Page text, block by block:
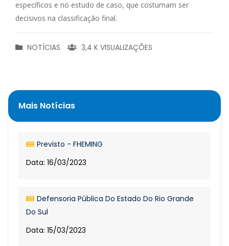
específicos e no estudo de caso, que costumam ser
decisivos na classificação final.
NOTÍCIAS 3,4 K VISUALIZAÇÕES
Mais Notícias
Previsto - FHEMING
Data: 16/03/2023
Defensoria Pública Do Estado Do Rio Grande
Do Sul
Data: 15/03/2023